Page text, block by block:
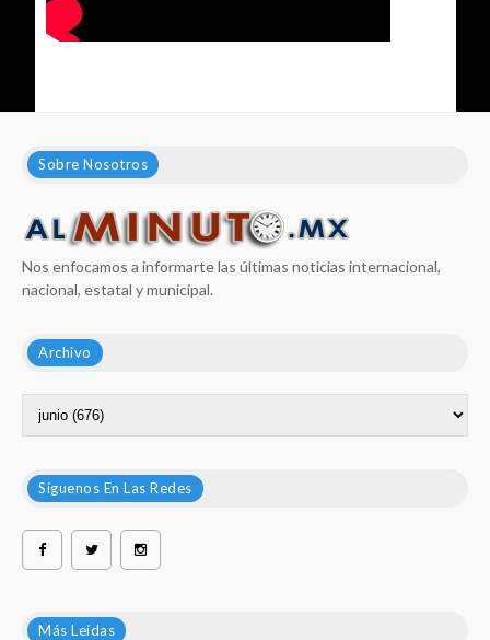
Sobre Nosotros
Nos enfocamos a informarte las últimas noticias internacional,
nacional, estatal y municipal.
Archivo
Síguenos En Las Redes
Más Leídas